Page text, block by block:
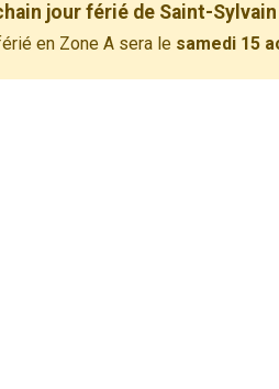
jour férié de Saint-
en Zone A sera le samedi 15